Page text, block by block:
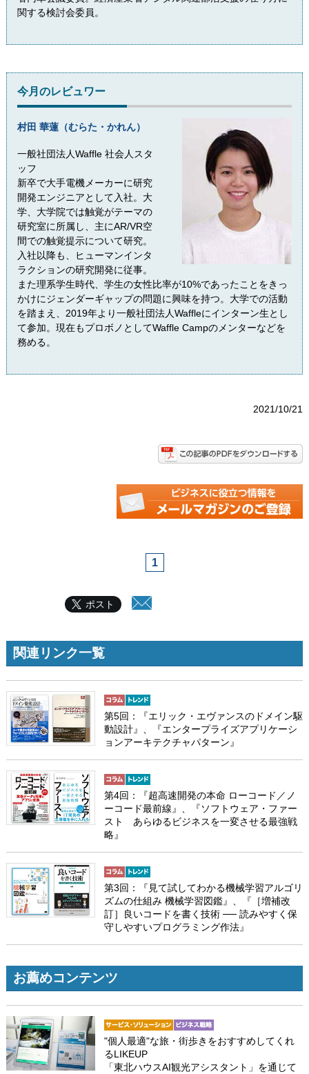
関する検討会委員。
今月のレビュワー
村田 華蓮（むらた・かれん）
一般社団法人Waffle 社会人スタ
ッフ
新卒で大手電機メーカーに研究
開発エンジニアとして入社。大
学、大学院では触覚がテーマの
研究室に所属し、主にAR/VR空
間での触覚提示について研究。
入社以降も、ヒューマンインタ
ラクションの研究開発に従事。
また理系学生時代、学生の女性比率が10%であったことをきっ
かけにジェンダーギャップの問題に興味を持つ。大学での活動
を踏まえ、2019年より一般社団法人Waffleにインターン生とし
て参加。現在もプロボノとしてWaffle Campのメンターなどを
務める。
2021/10/21
1
ポスト
関連リンク一覧
第5回：『エリック・エヴァンスのドメイン駆
動設計』、『エンタープライズアプリケーシ
ョンアーキテクチャパターン』
第4回：『超高速開発の本命 ローコード／ノ
ーコード最前線』、『ソフトウェア・ファー
スト あらゆるビジネスを一変させる最強戦
略』
第3回：『見て試してわかる機械学習アルゴリ
ズムの仕組み 機械学習図鑑』、『［増補改
訂］良いコードを書く技術 ── 読みやすく保
守しやすいプログラミング作法』
お薦めコンテンツ
"個人最適"な旅・街歩きをおすすめしてくれ
るLIKEUP
「東北ハウスAI観光アシスタント」を通じて